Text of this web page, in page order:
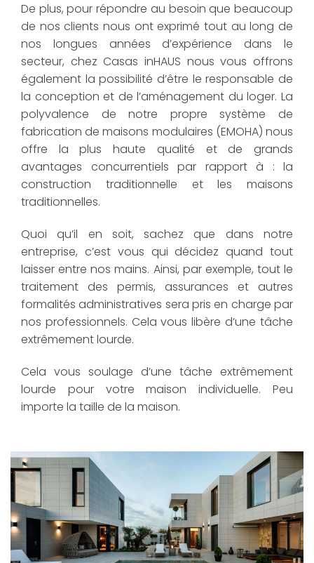
De plus, pour répondre au besoin que beaucoup
de nos clients nous ont exprimé tout au long de
nos longues années d’expérience dans le
secteur, chez Casas inHAUS nous vous offrons
également la possibilité d’être le responsable de
la conception et de l’aménagement du loger. La
polyvalence de notre propre système de
fabrication de maisons modulaires (EMOHA) nous
offre la plus haute qualité et de grands
avantages concurrentiels par rapport à : la
construction traditionnelle et les maisons
traditionnelles.
Quoi qu’il en soit, sachez que dans notre
entreprise, c’est vous qui décidez quand tout
laisser entre nos mains. Ainsi, par exemple, tout le
traitement des permis, assurances et autres
formalités administratives sera pris en charge par
nos professionnels. Cela vous libère d’une tâche
extrêmement lourde.
Cela vous soulage d’une tâche extrêmement
lourde pour votre maison individuelle. Peu
importe la taille de la maison.